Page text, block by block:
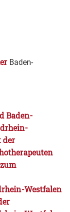
Baden-
Baden-
der
Westfalen